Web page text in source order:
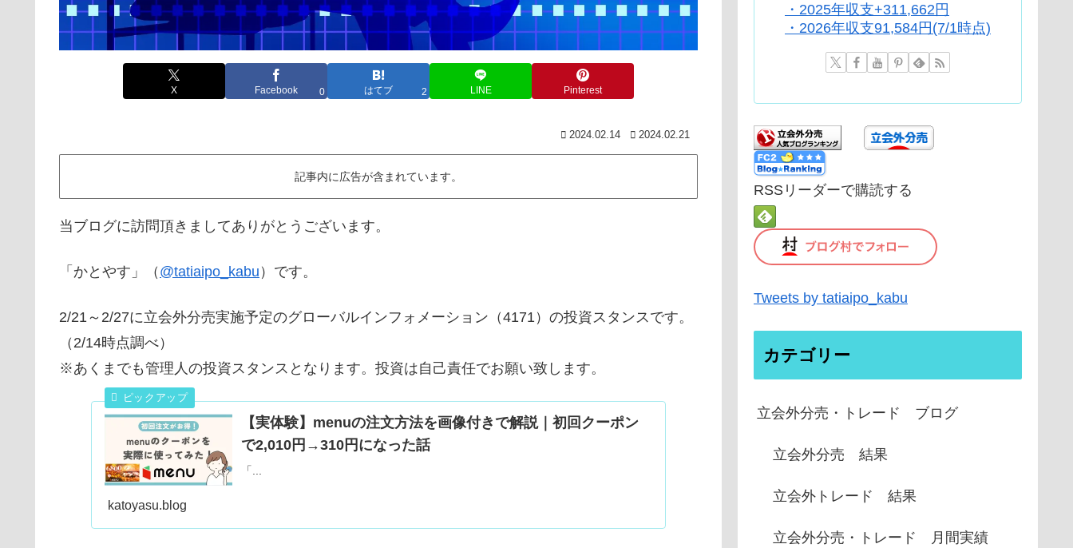
X Facebook 0 はてブ 2 LINE Pinterest
2024.02.14 2024.02.21
記事内に広告が含まれています。
当ブログに訪問頂きましてありがとうございます。
「かとやす」（ @tatiaipo_kabu ）です。
2/21～2/27に立会外分売実施予定のグローバルインフォメーション（4171）の投資スタンスです。
（2/14時点調べ）
※あくまでも管理人の投資スタンスとなります。投資は自己責任でお願い致します。
【実体験】menuの注文方法を画像付きで解説｜初回クーポン
で2,010円→310円になった話
「...
katoyasu.blog
・2025年収支+311,662円
・2026年収支91,584円(7/1時点)
RSSリーダーで購読する
Tweets by tatiaipo_kabu
カテゴリー
立会外分売・トレード ブログ
立会外分売 結果
立会外トレード 結果
立会外分売・トレード 月間実績